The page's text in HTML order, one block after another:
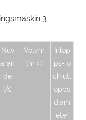
Nuv
aran
de
(A)
Volym
(m 2)
Inlop
ps- o
ch utl
opps
diam
eter